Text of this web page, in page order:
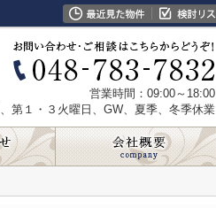
営業時間：09:00～18:00
第１・３火曜日、GW、夏季、冬季休業